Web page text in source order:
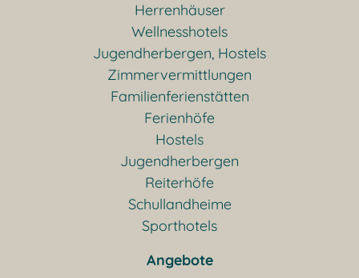
Herrenhäuser
Wellnesshotels
Jugendherbergen, Hostels
Zimmervermittlungen
Familienferienstätten
Ferienhöfe
Hostels
Jugendherbergen
Reiterhöfe
Schullandheime
Sporthotels
Angebote